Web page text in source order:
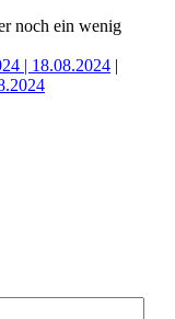
noch ein wenig
| 18.08.2024 |